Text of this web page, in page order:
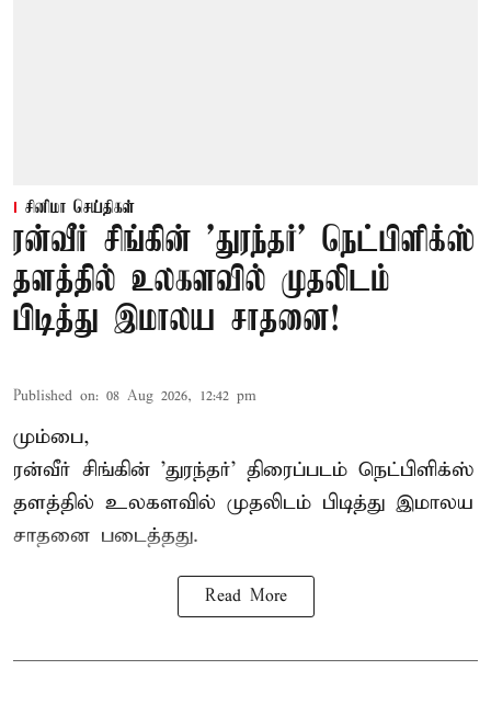
சினிமா செய்திகள்
ரன்வீர் சிங்கின் 'துரந்தர்' நெட்பிளிக்ஸ்
தளத்தில் உலகளவில் முதலிடம்
பிடித்து இமாலய சாதனை!
Published on: 08 Aug 2026, 12:42 pm
மும்பை,
ரன்வீர் சிங்கின் 'துரந்தர்' திரைப்படம் நெட்பிளிக்ஸ்
தளத்தில் உலகளவில் முதலிடம் பிடித்து இமாலய
சாதனை படைத்தது.
Read More